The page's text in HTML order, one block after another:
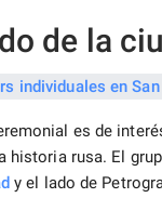
de la
es de
historia rusa. El
y el lado de